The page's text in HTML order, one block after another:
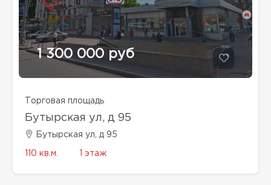
1 300 000 руб
Торговая площадь
Бутырская ул, д 95
Бутырская ул, д 95
110 кв.м. 1 этаж